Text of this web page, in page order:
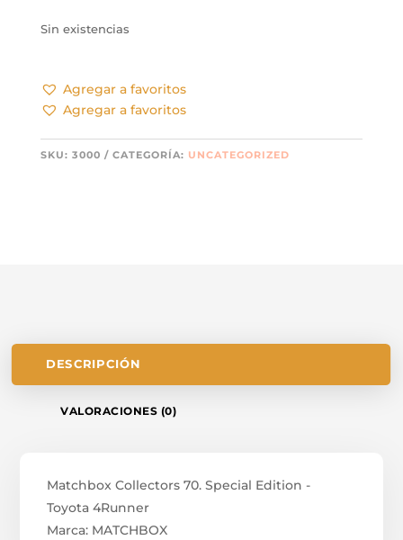
Sin existencias
Agregar a favoritos
Agregar a favoritos
SKU: 3000 CATEGORÍA: UNCATEGORIZED
DESCRIPCIÓN
VALORACIONES (0)
Matchbox Collectors 70. Special Edition -
Toyota 4Runner
Marca: MATCHBOX